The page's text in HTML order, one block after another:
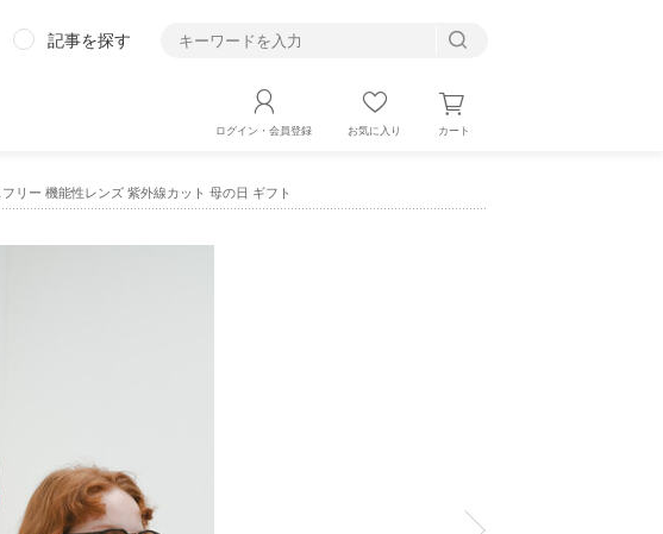
記事を探す
ログイン・会員登録 お気に入り カート
リー 機能性レンズ 紫外線カット 母の日 ギフト